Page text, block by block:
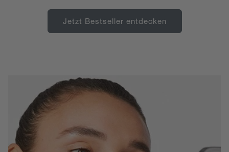
Jetzt Bestseller entdecken